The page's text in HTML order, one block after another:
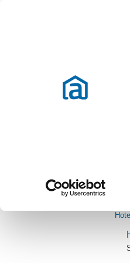
Rent apartment Seville